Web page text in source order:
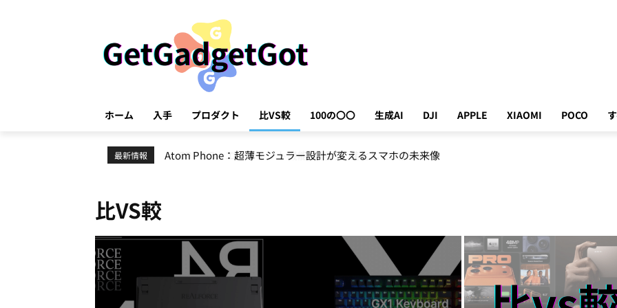
ホーム 入手 プロダクト 比VS較 100の〇〇 生成AI DJI APPLE XIAOMI POCO
最新情報 GPT-5.5：エージェント機能が劇的に進化した次世代AI
比VS較